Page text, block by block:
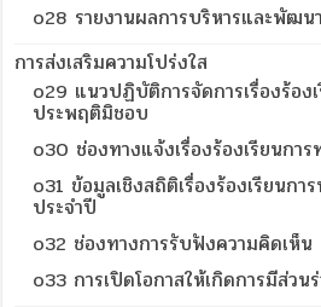
o28 รายงานผลการบริหารและพัฒ
การส่งเสริมความโปร่งใส
o29 แนวปฏิบัติการจัดการเรื่องร้อง
ประพฤติมิชอบ
o30 ช่องทางแจ้งเรื่องร้องเรียนกา
o31 ข้อมูลเชิงสถิติเรื่องร้องเรียนก
ประจำปี
o32 ช่องทางการรับฟังความคิดเห็น
o33 การเปิดโอกาสให้เกิดการมีส่วน